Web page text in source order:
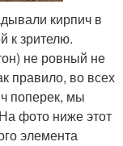
кирпич в
к зрителю.
не ровный не
правило, во всех
поперек, мы
фото ниже этот
элемента